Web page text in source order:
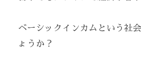
ベーシックインカムという社
ょうか？